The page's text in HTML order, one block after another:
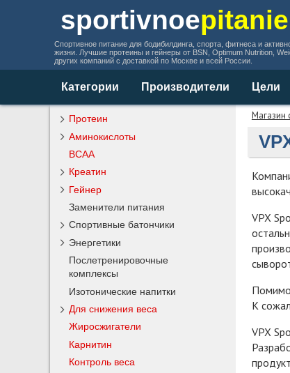
sportivnoepitanie
Спортивное питание для бодибилдинга, спорта, фитнеса и
жизни. Лучшие протеины и гейнеры от BSN, Optimum Nutrition,
других компаний с доставкой по Москве и всей России.
Категории Производители Цели
Магазин
VPX
К
VPX
Протеин
Аминокислоты
BCAA
Креатин
Гейнер
Заменители питания
Спортивные батончики
Энергетики
Послетренировочные
комплексы
Изотонические напитки
Для снижения веса
Жиросжигатели
Карнитин
Контроль веса